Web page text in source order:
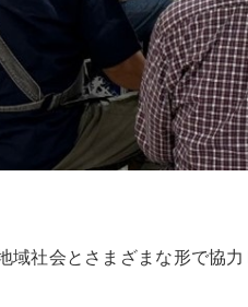
域社会とさまざまな形で協